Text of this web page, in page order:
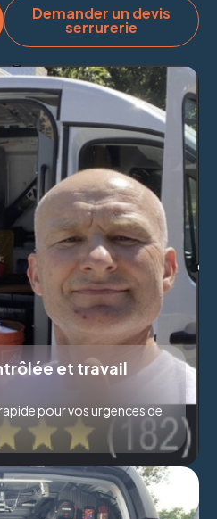
Demander un devis
serrurerie
et travail
pour vos urgences de